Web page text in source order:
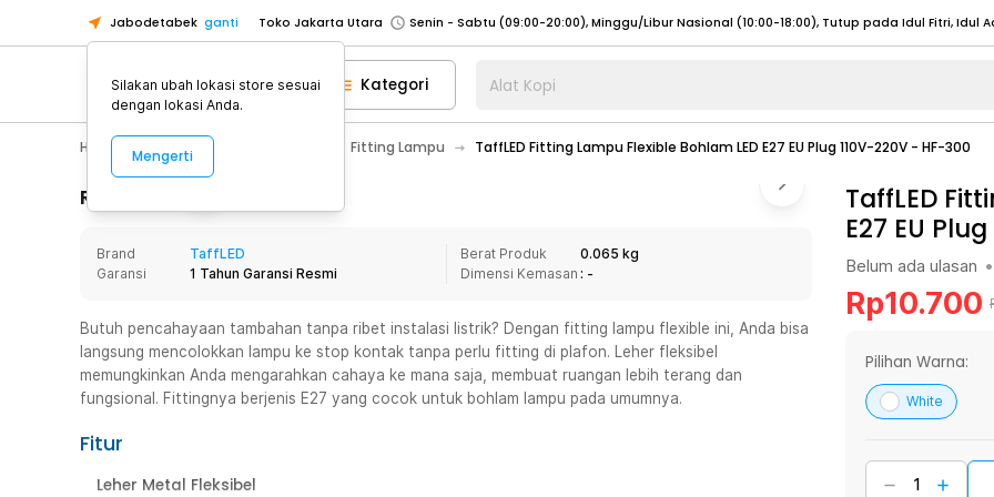
Jabodetabek ganti Toko Jakarta Utara
Toko Tangerang
Toko Cikupa
Pick n Go Jakarta Barat
Senin - Jumat (07:00 - 20:00), Sabtu - Minggu (08:00 - 20:00), Tutup pada Idul Fitri
Pick n Go Bekasi
Senin - Jumat (08:00 - 20:00), Sabtu - Minggu/ Libur Nasional (08:00 - 17:00) Selengkapnya
Senin - Jumat (08:00 - 20:00), Sabtu - Minggu/ Libur Nasional (08:00 - 17:00) Selengkapnya
Senin - Sabtu (09:00-20:00), Minggu/Libur Nasional (12:00-20:00), Tutup pada Idul Fitri
Senin - Sabtu (09:00-20:00), Minggu/Libur Nasional (12:00-20:00), Tutup pada Idul Fitri
Toko Tangerang
Toko Cikupa
Pick n Go Jakarta Barat
Senin - Jumat (07:00 - 20:00), Sabtu - Minggu (08:00 - 20:00), Tutup pada Idul Fitri
Selengkapnya
Kategori Alat Kopi
Home Appliance Fitting Lampu TaffLED Fitting Lampu Flexible Bohlam LED E27 EU Plug 110V-220V - HF-300
Rincian Produk
Brand
TaffLED
Garansi
1 Tahun Garansi Resmi
Berat Produk
0.065 kg
Dimensi Kemasan : -
Butuh pencahayaan tambahan tanpa ribet instalasi listrik? Dengan fitting lampu flexible ini, Anda bisa
langsung mencolokkan lampu ke stop kontak tanpa perlu fitting di plafon. Leher fleksibel
memungkinkan Anda mengarahkan cahaya ke mana saja, membuat ruangan lebih terang dan
fungsional. Fittingnya berjenis E27 yang cocok untuk bohlam lampu pada umumnya.
Fitur
Leher Metal Fleksibel
TaffLED
E27 EU
Belum ada ulasan •
Rp10.700
Pilihan Warna:
White
Silakan ubah lokasi store sesuai
dengan lokasi Anda.
Mengerti